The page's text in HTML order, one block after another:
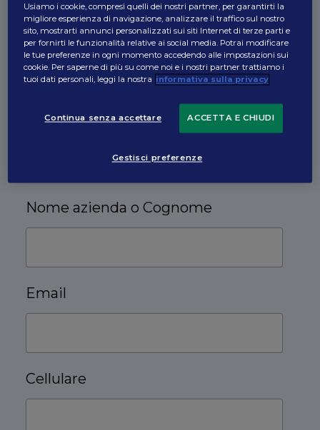
Approfondisci con i nostri esperti,
per te una consulenza gratis, senza
impegno.
Tipo di utente
Nome azienda o Cognome
Email
Cellulare
Usiamo i cookie, compresi quelli dei nostri partner, per garantirti la
migliore esperienza di navigazione, analizzare il traffico sul nostro
sito, mostrarti annunci personalizzati sui siti Internet di terze parti e
per fornirti le funzionalità relative ai social media. Potrai modificare
le tue preferenze in ogni momento accedendo alle impostazioni sui
cookie. Per saperne di più su come noi e i nostri partner trattiamo i
tuoi dati personali, leggi la nostra informativa sulla privacy
Continua senza accettare ACCETTA E CHIUDI
Gestisci preferenze